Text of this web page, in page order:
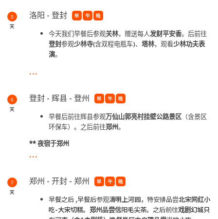
*3月 20日-3 日31日 赏樱花
日-4月30 日 赏牡丹花
5
天
洛阳 - 登封 早 午 晚
今天我们早餐后参观关林，赠送每人发财平安香。后前往
登封参观少林寺(含双程电瓶车)、 塔林，观看少林功夫表
演。
...
6
天
登封 - 辉县 - 登州 早 午 晚
早餐后前往辉县参观万仙山郭亮村挂壁公路景区 （含景区
环保车）。之后前往郑州。
**夜宿于郑州
...
7
天
郑州 - 开封 - 郑州 早 午 晚
早餐之后 ,早餐后参观清明上河园， 特安排品尝北宋网红小
吃-大宋切糕。郑州品尝信阳毛尖茶。 之后前往戏剧幻城只